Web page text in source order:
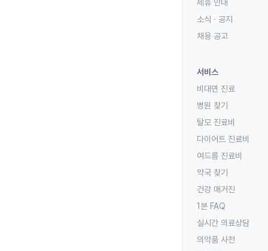
제휴 안내
소식 · 공지
채용 공고
서비스
비대면 진료
병원 찾기
탈모 진료비
다이어트 진료비
여드름 진료비
약국 찾기
건강 매거진
1분 FAQ
실시간 의료상담
의약품 사전